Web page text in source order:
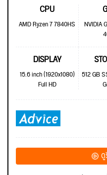
CPU
AMD Ryzen 7 7840HS NVIDIA
DISPLAY
15.6 inch (1920x1080)
Full HD
512 GB